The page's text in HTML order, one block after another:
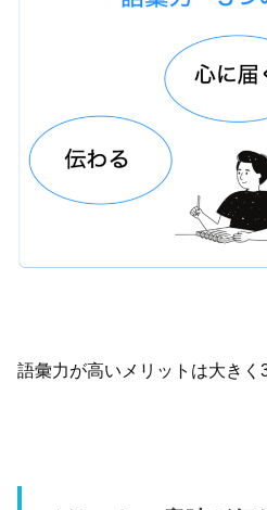
語彙力が高いメリットは大きく